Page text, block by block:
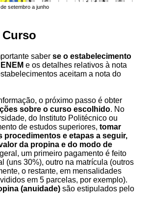
setembro a junho
saber se o estabelecimento
e os detalhes relativos à nota
aceitam a nota do
o próximo passo é obter
sobre o curso escolhido. No
do Instituto Politécnico ou
de estudos superiores, tomar
procedimentos e etapas a seguir,
da propina e do modo de
um primeiro pagamento é feito
(uns 30%), outro na matrícula (outros
o restante, em mensalidades
em 5 parcelas, por exemplo).
(anuidade) são estipulados pelo